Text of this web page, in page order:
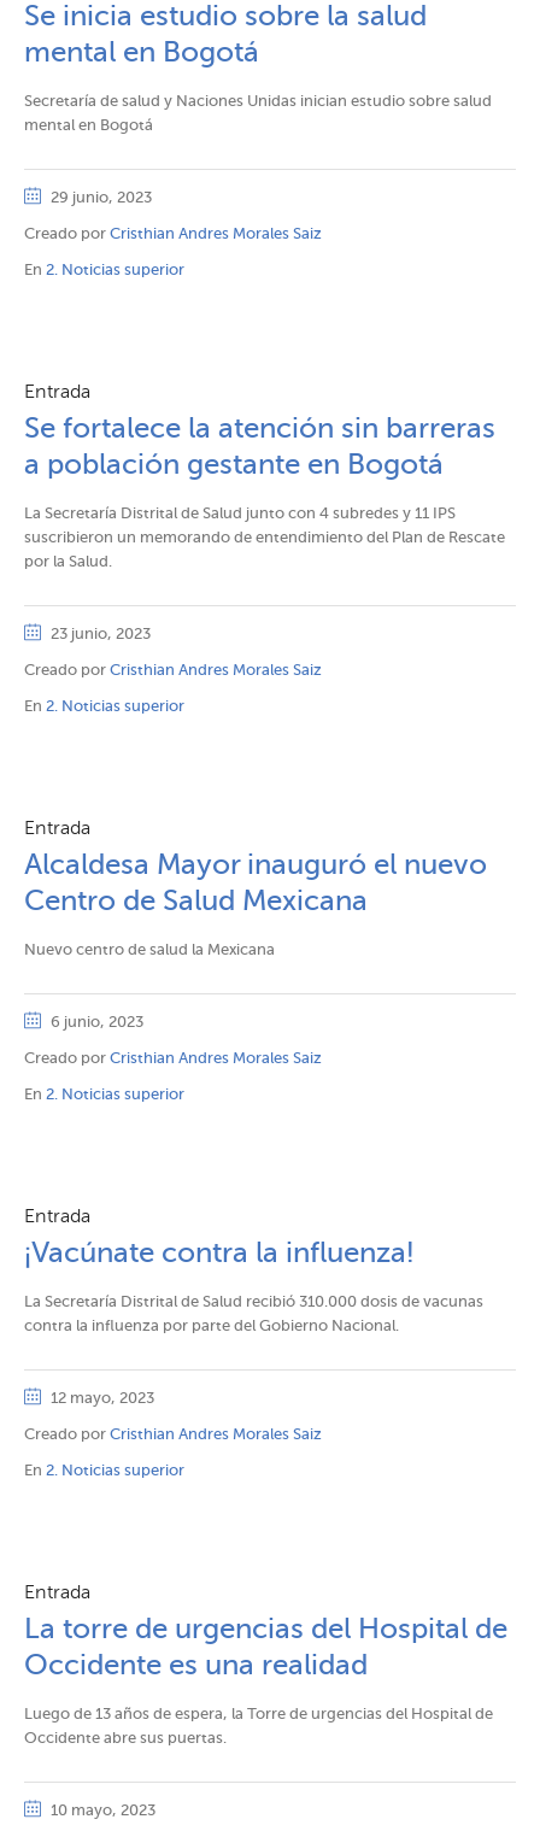
Se inicia estudio sobre la salud
mental en Bogotá​​
Secretaría de salud y Naciones Unidas inician estudio sobre salud
mental en Bogotá
29 junio, 2023
Creado por Cristhian Andres Morales Saiz
En 2. Noticias superior
Entrada
Se fortalece la atención sin barreras
a población gestante en Bogotá
La Secretaría Distrital de Salud junto con 4 subredes y 11 IPS
suscribieron un memorando de entendimiento del Plan de Rescate
por la Salud.
23 junio, 2023
Creado por Cristhian Andres Morales Saiz
En 2. Noticias superior
Entrada
Alcaldesa Mayor inauguró el nuevo
Centro de Salud Mexicana
Nuevo centro de salud la Mexicana
6 junio, 2023
Creado por Cristhian Andres Morales Saiz
En 2. Noticias superior
Entrada
¡Vacúnate contra la influenza!
La Secretaría Distrital de Salud recibió 310.000 dosis de vacunas
contra la influenza por parte del Gobierno Nacional.
12 mayo, 2023
Creado por Cristhian Andres Morales Saiz
En 2. Noticias superior
Entrada
La torre de urgencias del Hospital de
Occidente es una realidad
Luego de 13 años de espera, la Torre de urgencias del Hospital de
Occidente abre sus puertas.
10 mayo, 2023